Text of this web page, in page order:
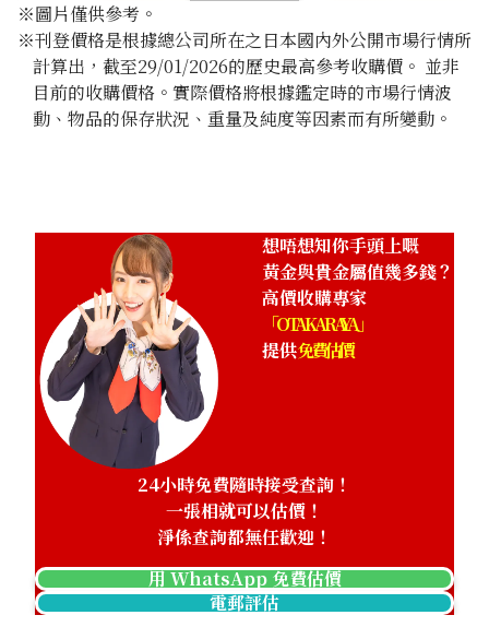
24K gold (K24) sake set
※圖片僅供參考。
※刊登價格是根據總公司所在之日本國內外公開市場行情所
計算出，截至29/01/2026的歷史最高參考收購價。 並非
目前的收購價格。實際價格將根據鑑定時的市場行情波
動、物品的保存狀況、重量及純度等因素而有所變動。
想唔想知你手頭上嘅
黃金與貴金屬值幾多錢？
高價收購專家
「OTAKARAYA」
提供免費估價
24小時免費隨時接受查詢！
一張相就可以估價！
淨係查詢都無任歡迎！
用 WhatsApp 免費估價
電郵評估